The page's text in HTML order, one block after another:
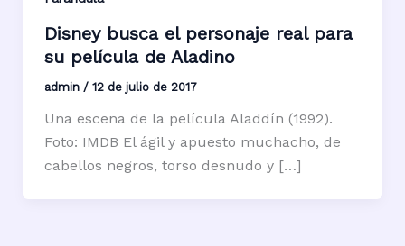
Disney busca el personaje real para
su película de Aladino
admin / 12 de julio de 2017
Una escena de la película Aladdín (1992).
Foto: IMDB El ágil y apuesto muchacho, de
cabellos negros, torso desnudo y […]